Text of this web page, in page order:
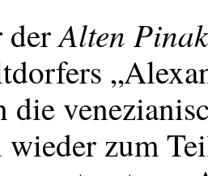
derAlten
die
wieder zum